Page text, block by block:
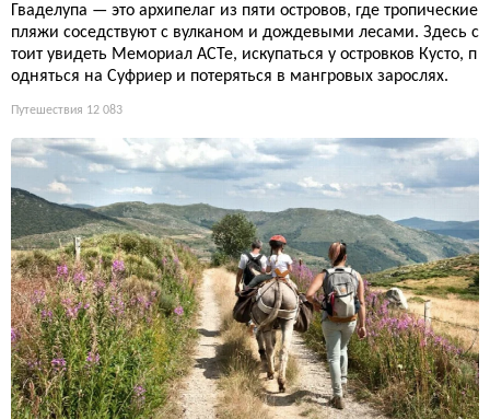
Гваделупа — это архипелаг из пяти островов, где тропические
пляжи соседствуют с вулканом и дождевыми лесами. Здесь с
тоит увидеть Мемориал ACTe, искупаться у островков Кусто, п
одняться на Суфриер и потеряться в мангровых зарослях.
Путешествия 12 083